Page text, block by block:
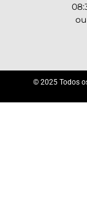
© 2025 Todos